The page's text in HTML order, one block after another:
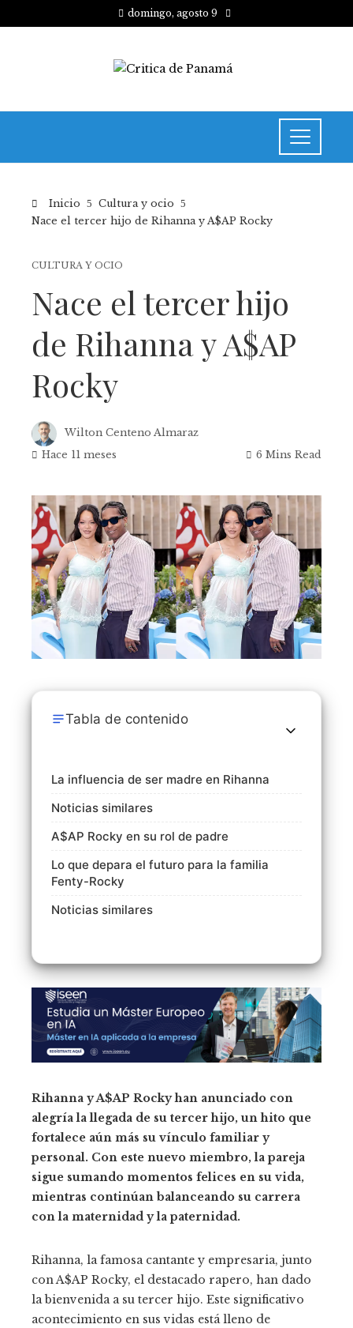
domingo, agosto 9
Inicio
Cultura y ocio
Nace el tercer hijo de Rihanna y A$AP Rocky
CULTURA Y OCIO
Nace el tercer hijo
de Rihanna y A$AP
Rocky
Wilton Centeno Almaraz
Hace 11 meses
6 Mins Read
Tabla de contenido
La influencia de ser madre en Rihanna
Noticias similares
A$AP Rocky en su rol de padre
Lo que depara el futuro para la familia
Fenty-Rocky
Noticias similares
Rihanna y A$AP Rocky han anunciado con
alegría la llegada de su tercer hijo, un hito que
fortalece aún más su vínculo familiar y
personal. Con este nuevo miembro, la pareja
sigue sumando momentos felices en su vida,
mientras continúan balanceando su carrera
con la maternidad y la paternidad.
Rihanna, la famosa cantante y empresaria, junto
con A$AP Rocky, el destacado rapero, han dado
la bienvenida a su tercer hijo. Este significativo
acontecimiento en sus vidas está lleno de